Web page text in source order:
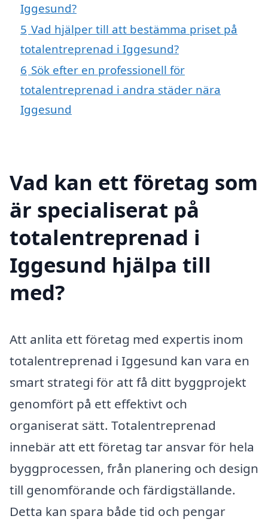
Iggesund?
5 Vad hjälper till att bestämma priset på
totalentreprenad i Iggesund?
6 Sök efter en professionell för
totalentreprenad i andra städer nära
Iggesund
Vad kan ett företag som
är specialiserat på
totalentreprenad i
Iggesund hjälpa till
med?
Att anlita ett företag med expertis inom
totalentreprenad i Iggesund kan vara en
smart strategi för att få ditt byggprojekt
genomfört på ett effektivt och
organiserat sätt. Totalentreprenad
innebär att ett företag tar ansvar för hela
byggprocessen, från planering och design
till genomförande och färdigställande.
Detta kan spara både tid och pengar